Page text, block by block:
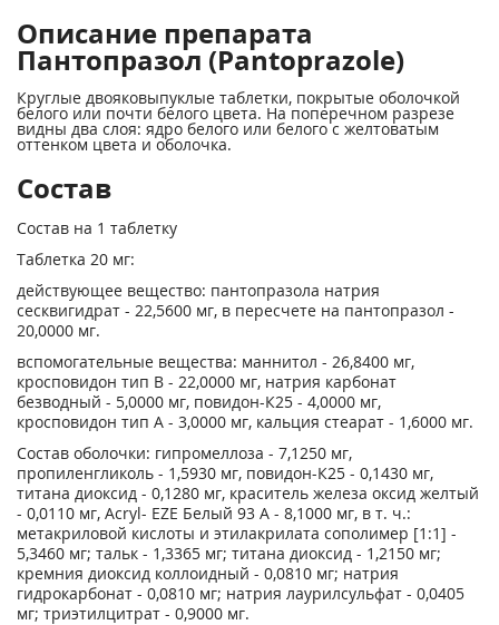
Описание препарата
Пантопразол (Pantoprazole)
Круглые двояковыпуклые таблетки, покрытые оболочкой
белого или почти белого цвета. На поперечном разрезе
видны два слоя: ядро белого или белого с желтоватым
оттенком цвета и оболочка.
Состав
Состав на 1 таблетку
Таблетка 20 мг:
действующее вещество: пантопразола натрия
сесквигидрат - 22,5600 мг, в пересчете на пантопразол -
20,0000 мг.
вспомогательные вещества: маннитол - 26,8400 мг,
кросповидон тип В - 22,0000 мг, натрия карбонат
безводный - 5,0000 мг, повидон-К25 - 4,0000 мг,
кросповидон тип А - 3,0000 мг, кальция стеарат - 1,6000 мг.
Состав оболочки: гипромеллоза - 7,1250 мг,
пропиленгликоль - 1,5930 мг, повидон-К25 - 0,1430 мг,
титана диоксид - 0,1280 мг, краситель железа оксид желтый
- 0,0110 мг, Acryl- EZE Белый 93 А - 8,1000 мг, в т. ч.:
метакриловой кислоты и этилакрилата сополимер [1:1] -
5,3460 мг; тальк - 1,3365 мг; титана диоксид - 1,2150 мг;
кремния диоксид коллоидный - 0,0810 мг; натрия
гидрокарбонат - 0,0810 мг; натрия лаурилсульфат - 0,0405
мг; триэтилцитрат - 0,9000 мг.